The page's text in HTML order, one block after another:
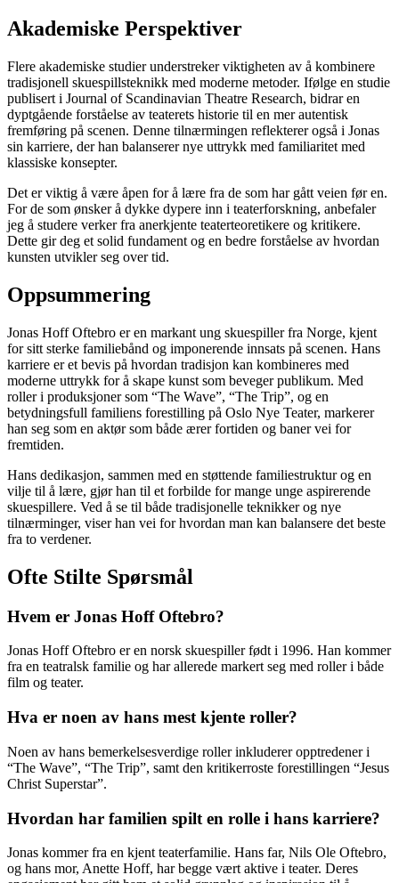
Akademiske Perspektiver
Flere akademiske studier understreker viktigheten av å kombinere
tradisjonell skuespillsteknikk med moderne metoder. Ifølge en studie
publisert i Journal of Scandinavian Theatre Research, bidrar en
dyptgående forståelse av teaterets historie til en mer autentisk
fremføring på scenen. Denne tilnærmingen reflekterer også i Jonas
sin karriere, der han balanserer nye uttrykk med familiaritet med
klassiske konsepter.
Det er viktig å være åpen for å lære fra de som har gått veien før en.
For de som ønsker å dykke dypere inn i teaterforskning, anbefaler
jeg å studere verker fra anerkjente teaterteoretikere og kritikere.
Dette gir deg et solid fundament og en bedre forståelse av hvordan
kunsten utvikler seg over tid.
Oppsummering
Jonas Hoff Oftebro er en markant ung skuespiller fra Norge, kjent
for sitt sterke familiebånd og imponerende innsats på scenen. Hans
karriere er et bevis på hvordan tradisjon kan kombineres med
moderne uttrykk for å skape kunst som beveger publikum. Med
roller i produksjoner som “The Wave”, “The Trip”, og en
betydningsfull familiens forestilling på Oslo Nye Teater, markerer
han seg som en aktør som både ærer fortiden og baner vei for
fremtiden.
Hans dedikasjon, sammen med en støttende familiestruktur og en
vilje til å lære, gjør han til et forbilde for mange unge aspirerende
skuespillere. Ved å se til både tradisjonelle teknikker og nye
tilnærminger, viser han vei for hvordan man kan balansere det beste
fra to verdener.
Ofte Stilte Spørsmål
Hvem er Jonas Hoff Oftebro?
Jonas Hoff Oftebro er en norsk skuespiller født i 1996. Han kommer
fra en teatralsk familie og har allerede markert seg med roller i både
film og teater.
Hva er noen av hans mest kjente roller?
Noen av hans bemerkelsesverdige roller inkluderer opptredener i
“The Wave”, “The Trip”, samt den kritikerroste forestillingen “Jesus
Christ Superstar”.
Hvordan har familien spilt en rolle i hans karriere?
Jonas kommer fra en kjent teaterfamilie. Hans far, Nils Ole Oftebro,
og hans mor, Anette Hoff, har begge vært aktive i teater. Deres